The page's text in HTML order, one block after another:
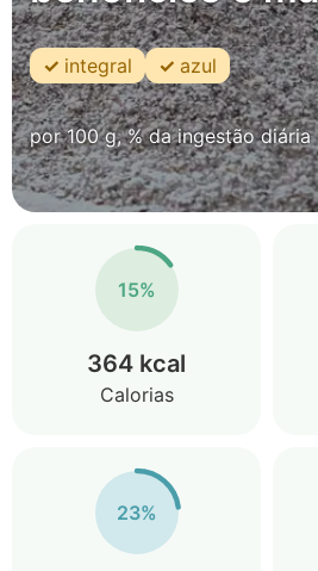
integral azul
por 100 g, % da ingestão diária
15%
364 kcal
Calorias
23%